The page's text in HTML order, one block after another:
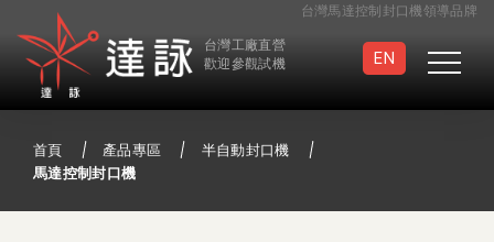
台灣工廠直營
歡迎參觀試機
台灣馬達控制封口機領導品牌
EN
首頁 產品專區
半自動封口機
馬達控制封口機